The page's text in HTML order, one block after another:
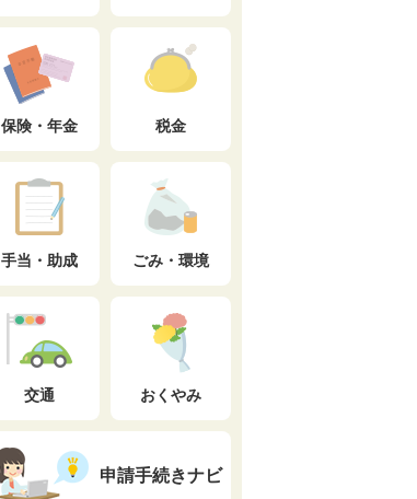
保険・年金 税金
手当・助成 ごみ・環境
交通 おくやみ
申請手続きナビ